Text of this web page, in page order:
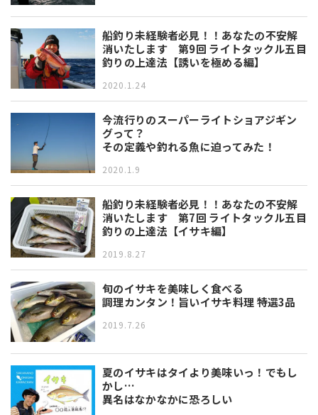
船釣り未経験者必見！！あなたの不安解
消いたします 第9回 ライトタックル五目
釣りの上達法【誘いを極める編】
2020.1.24
今流行りのスーパーライトショアジギン
グって？
その定義や釣れる魚に迫ってみた！
2020.1.9
船釣り未経験者必見！！あなたの不安解
消いたします 第7回 ライトタックル五目
釣りの上達法【イサキ編】
2019.8.27
旬のイサキを美味しく食べる
調理カンタン！旨いイサキ料理 特選3品
2019.7.26
夏のイサキはタイより美味いっ！でもし
かし…
異名はなかなかに恐ろしい